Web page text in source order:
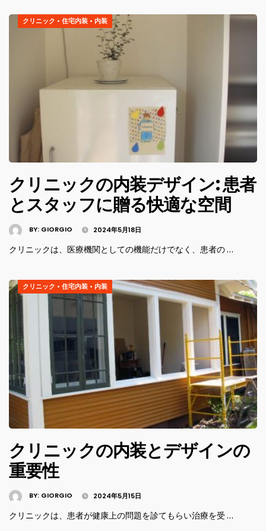
クリニック • 住宅内装 • 内装
クリニックの内装デザイン: 患者
とスタッフに贈る快適な空間
BY: GIORGIO 2024年5月18日
クリニックは、医療機関としての機能だけでなく、患者の …
クリニック • 住宅内装 • 内装
クリニックの内装とデザインの
重要性
BY: GIORGIO 2024年5月15日
クリニックは、患者が健康上の問題を診てもらい治療を受 …